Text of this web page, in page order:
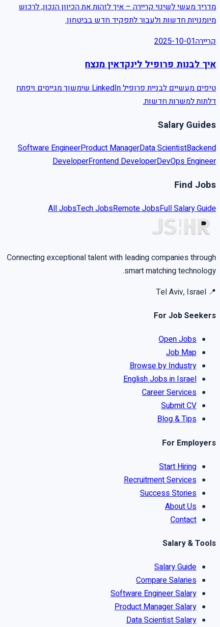
מדריך מעשי לשינוי קריירה – איך לזהות את הכיוון הנכון, לרכוש
מיומנויות חדשות ולעבור לתפקיד חדש בביטחון.
קריירה2025-10-01
איך לבנות פרופיל לינקדאין מנצח
טיפים מעשיים לבניית פרופיל LinkedIn שימשוך מגייסים ויפתח
דלתות למשרות חדשות.
Salary Guides
Software EngineerProduct ManagerData ScientistBackend
DeveloperFrontend DeveloperDevOps Engineer
Find Jobs
All JobsTech JobsRemote JobsFull Salary Guide
Connecting exceptional talent with leading companies through
smart matching technology.
📍
Tel Aviv, Israel
For Job Seekers
Open Jobs
Job Map
Browse by Industry
English Jobs in Israel
Career Services
Submit CV
Blog & Tips
For Employers
Start Hiring
Recruitment Services
Success Stories
About Us
Contact
Salary & Tools
Salary Guide
Compare Salaries
Software Engineer Salary
Product Manager Salary
Data Scientist Salary